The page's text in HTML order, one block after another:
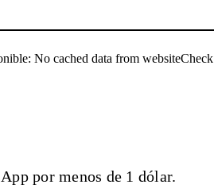
No cached data from websiteCheck
por menos de 1 dólar.